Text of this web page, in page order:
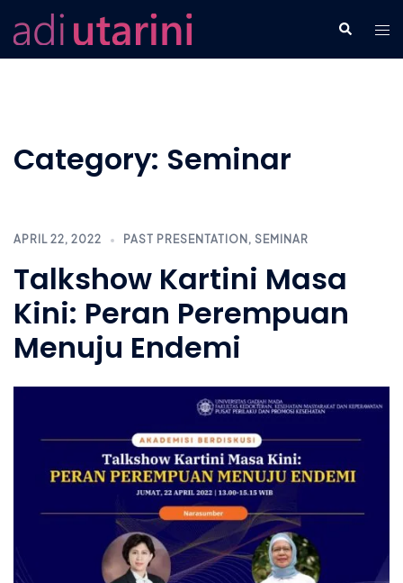
to
content
Search
Category: Seminar
APRIL 22, 2022 PAST PRESENTATION , SEMINAR
Talkshow Kartini Masa
Kini: Peran Perempuan
Menuju Endemi